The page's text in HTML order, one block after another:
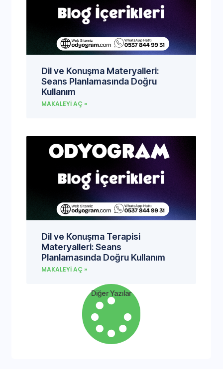
Dil ve Konuşma Materyalleri:
Seans Planlamasında Doğru
Kullanım
MAKALEYI AÇ »
Dil ve Konuşma Terapisi
Materyalleri: Seans
Planlamasında Doğru Kullanım
MAKALEYI AÇ »
Diğer Yazılar